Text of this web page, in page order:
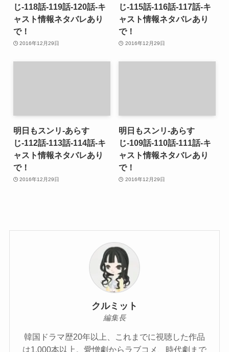
じ-118話-119話-120話-キ
ャスト情報ネタバレあり
で！
2016年12月29日
じ-115話-116話-117話-キ
ャスト情報ネタバレあり
で！
2016年12月29日
明日もスンリ-あらす
じ-112話-113話-114話-キ
ャスト情報ネタバレあり
で！
2016年12月29日
明日もスンリ-あらす
じ-109話-110話-111話-キ
ャスト情報ネタバレあり
で！
2016年12月29日
クルミット
編集長
韓国ドラマ歴20年以上、これまでに視聴した作品
は1,000本以上。愛憎劇からラブコメ、時代劇まで